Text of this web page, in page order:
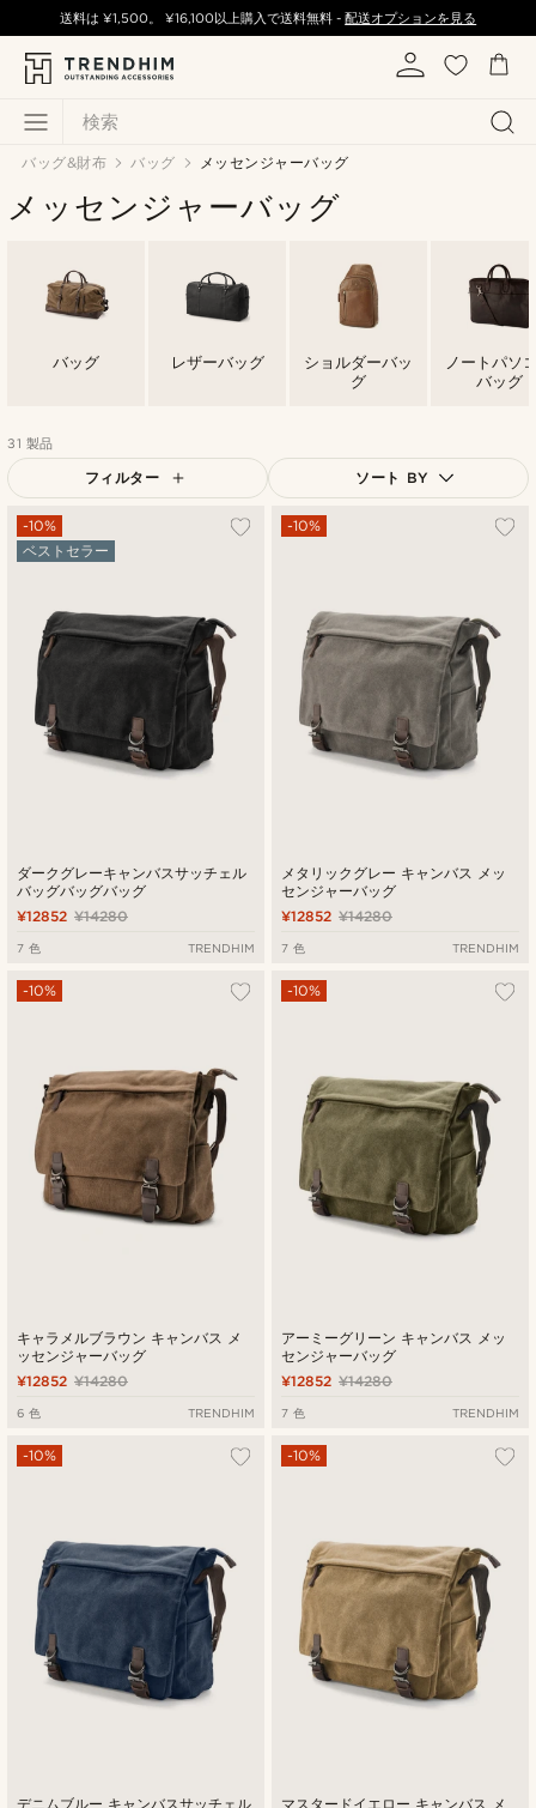
検索
送料は ¥1,500。 ¥16,100以上購入で送料無料 -配送オプションを見る
バッグ&財布 バッグ メッセンジャーバッグ
メッセンジャーバッグ
バッグ レザーバッグ
ショルダーバッ
グ
ノートパソ
バッグ
31 製品
フィルター ソート BY
人気順
最高価格
ダークグレーキャンバスサッチェル
バッグバッグバッグ
-10%
ベストセラー
¥14280
¥12852
7 色 TRENDHIM
メタリックグレー キャンバス メッ
センジャーバッグ
-10%
¥14280
¥12852
7 色 TRENDHIM
キャラメルブラウン キャンバス メ
ッセンジャーバッグ
-10%
¥14280
¥12852
6 色 TRENDHIM
アーミーグリーン キャンバス メッ
センジャーバッグ
-10%
¥14280
¥12852
7 色 TRENDHIM
デニムブルー キャンバスサッチェル
-10%
マスタードイエロー キャンバス メ
-10%